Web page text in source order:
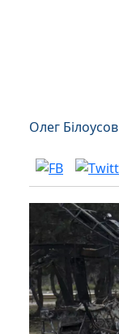
Олег Білоусов